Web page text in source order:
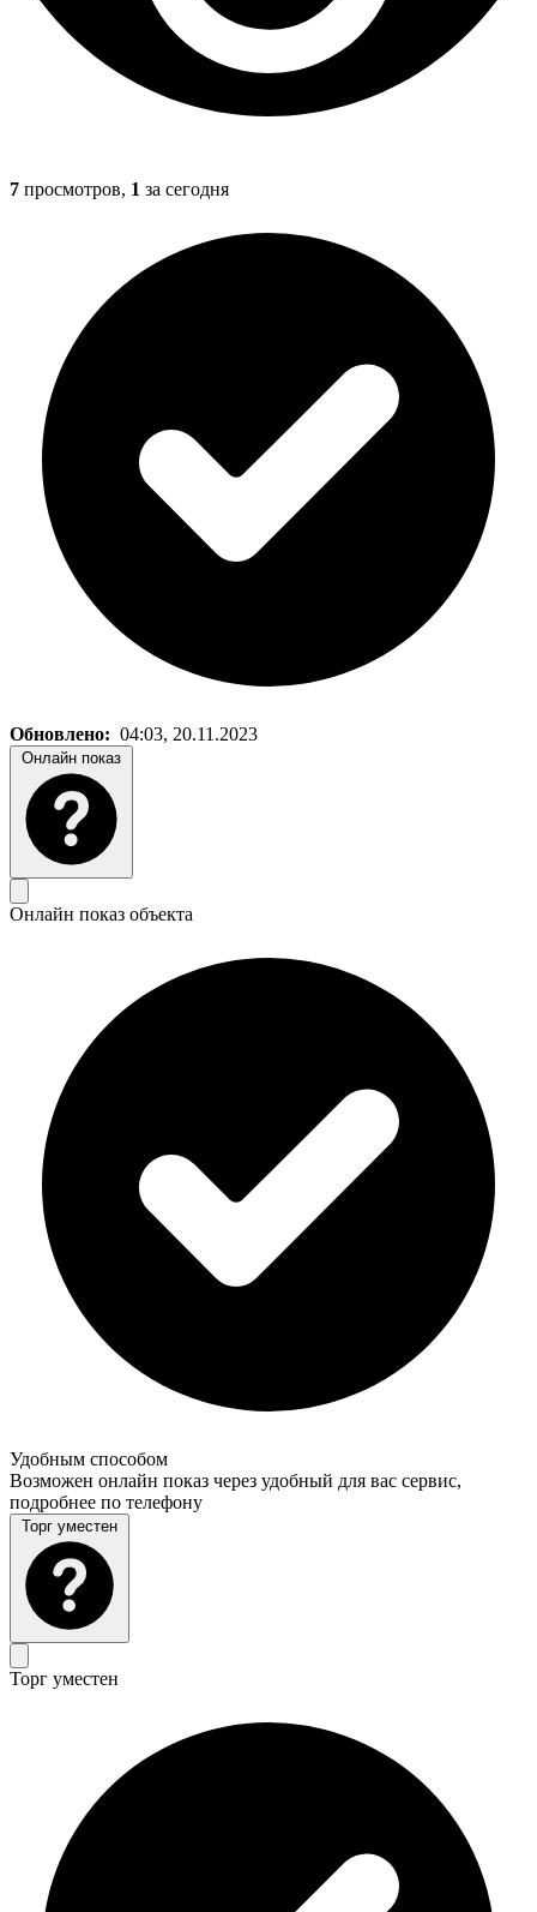
7 просмотров, 1 за сегодня
Обновлено: 04:03, 20.11.2023
Онлайн показ
Онлайн показ объекта
Удобным способом
Возможен онлайн показ через удобный для вас сервис,
подробнее по телефону
Торг уместен
Торг уместен